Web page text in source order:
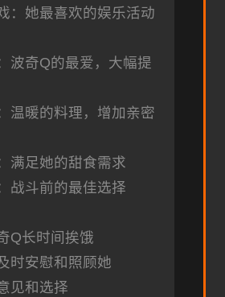
：她最喜欢的娱乐活动
波奇Q的最爱，大幅提
温暖的料理，增加亲密
满足她的甜食需求
战斗前的最佳选择
Q长时间挨饿
时安慰和照顾她
见和选择